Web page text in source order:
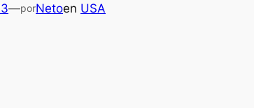
—porNetoen USA